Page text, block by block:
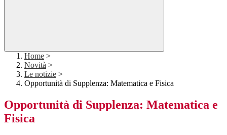
Home >
Novità >
Le notizie >
Opportunità di Supplenza: Matematica e Fisica
Opportunità di Supplenza: Matematica e
Fisica